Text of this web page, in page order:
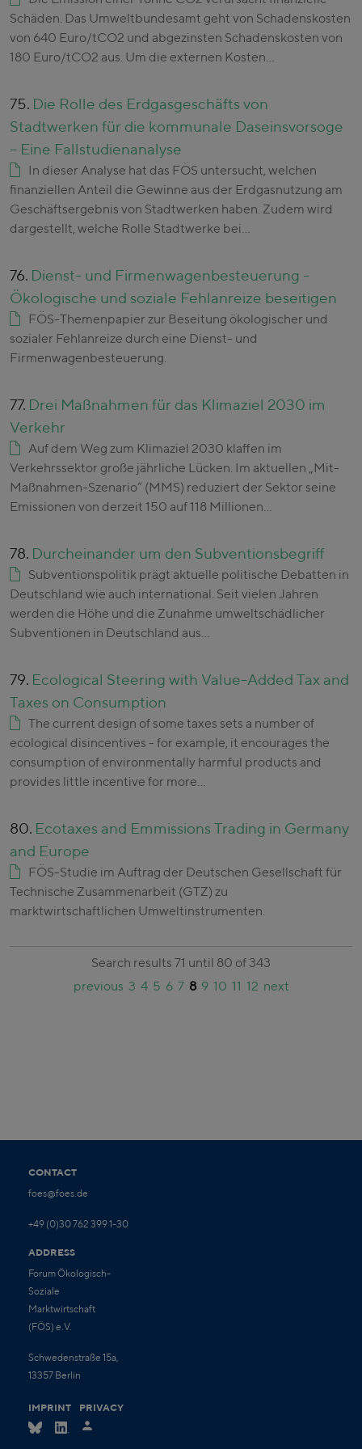
Schäden. Das Umweltbundesamt geht von Schadenskosten
von 640 Euro/tCO2 und abgezinsten Schadenskosten von
180 Euro/tCO2 aus. Um die externen Kosten…
75. Die Rolle des Erdgasgeschäfts von
Stadtwerken für die kommunale Daseinsvorsoge
– Eine Fallstudienanalyse
In dieser Analyse hat das FÖS untersucht, welchen
finanziellen Anteil die Gewinne aus der Erdgasnutzung am
Geschäftsergebnis von Stadtwerken haben. Zudem wird
dargestellt, welche Rolle Stadtwerke bei…
76. Dienst- und Firmenwagenbesteuerung -
Ökologische und soziale Fehlanreize beseitigen
FÖS-Themenpapier zur Beseitung ökologischer und
sozialer Fehlanreize durch eine Dienst- und
Firmenwagenbesteuerung.
77. Drei Maßnahmen für das Klimaziel 2030 im
Verkehr
Auf dem Weg zum Klimaziel 2030 klaffen im
Verkehrssektor große jährliche Lücken. Im aktuellen „Mit-
Maßnahmen-Szenario“ (MMS) reduziert der Sektor seine
Emissionen von derzeit 150 auf 118 Millionen…
78. Durcheinander um den Subventionsbegriff
Subventionspolitik prägt aktuelle politische Debatten in
Deutschland wie auch international. Seit vielen Jahren
werden die Höhe und die Zunahme umweltschädlicher
Subventionen in Deutschland aus…
79. Ecological Steering with Value-Added Tax and
Taxes on Consumption
The current design of some taxes sets a number of
ecological disincentives - for example, it encourages the
consumption of environmentally harmful products and
provides little incentive for more…
80. Ecotaxes and Emmissions Trading in Germany
and Europe
FÖS-Studie im Auftrag der Deutschen Gesellschaft für
Technische Zusammenarbeit (GTZ) zu
marktwirtschaftlichen Umweltinstrumenten.
Search results 71 until 80 of 343
previous 3 4 5 6 7 8 9 10 11 12 next
CONTACT
foes@foes.de
+49 (0)30 762 399 1-30
ADDRESS
Forum Ökologisch-
Soziale
Marktwirtschaft
(FÖS) e.V.
Schwedenstraße 15a,
13357 Berlin
IMPRINT PRIVACY